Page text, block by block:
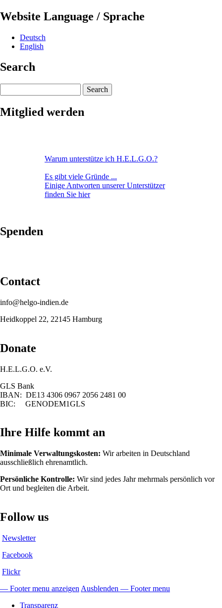
Website Language / Sprache
Deutsch
English
Search
Mitglied werden
Warum unterstütze ich H.E.L.G.O.?
Es gibt viele Gründe ...
Einige Antworten unserer Unterstützer
finden Sie hier
Spenden
Contact
info@helgo-indien.de
Heidkoppel 22, 22145 Hamburg
Donate
H.E.L.G.O. e.V.
GLS Bank
IBAN: DE13 4306 0967 2056 2481 00
BIC: GENODEM1GLS
Ihre Hilfe kommt an
Minimale Verwaltungskosten: Wir arbeiten in Deutschland
ausschließlich ehrenamtlich.
Persönliche Kontrolle: Wir sind jedes Jahr mehrmals persönlich vor
Ort und begleiten die Arbeit.
Follow us
Newsletter
Facebook
Flickr
Footer
— Footer menu anzeigen Ausblenden — Footer menu
Transparenz